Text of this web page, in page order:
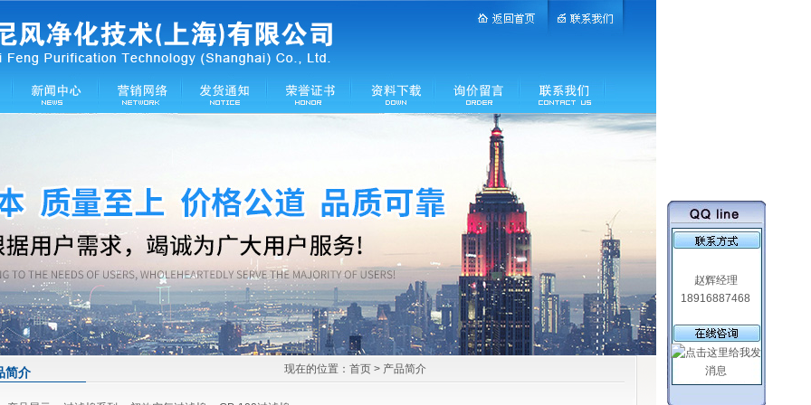
赵辉经理
18916887468
简介 现在的位置： 首页 > 产品简介